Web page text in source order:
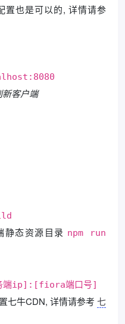
置也是可以的, 详情请参
客户端
静态资源目录 npm run
ip]:[fiora端口号]
七牛CDN, 详情请参考 七